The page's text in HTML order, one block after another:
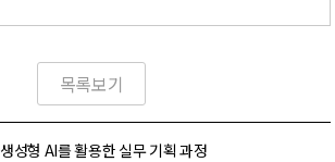
목록보기
생성형 AI를 활용한 실무 기획 과정